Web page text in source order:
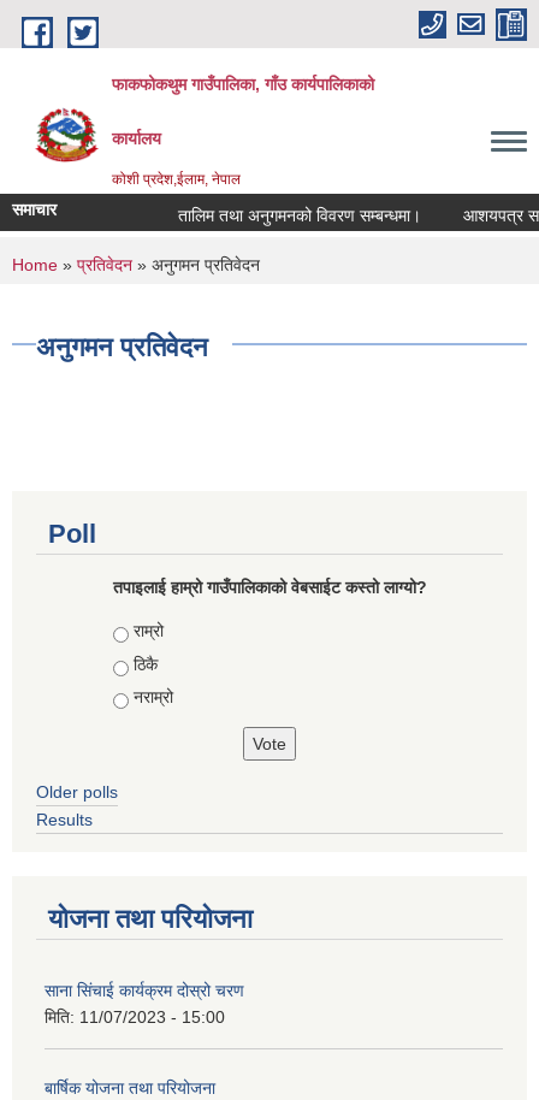
Skip to main content
फाकफोकथुम गाउँपालिका, गाँउ कार्यपालिकाको
कार्यालय
कोशी प्रदेश,ईलाम, नेपाल
समाचार तालिम तथा अनुगमनको विवरण सम्बन्धमा। आशयपत्र
You are here
Home » प्रतिवेदन » अनुगमन प्रतिवेदन
अनुगमन प्रतिवेदन
Poll
तपाइलाई हाम्रो गाउँपालिकाको वेबसाईट कस्तो लाग्यो?
Choices
राम्रो
ठिकै
नराम्रो
Older polls
Results
योजना तथा परियोजना
साना सिंचाई कार्यक्रम दोस्रो चरण
मिति: 11/07/2023 - 15:00
बार्षिक योजना तथा परियोजना